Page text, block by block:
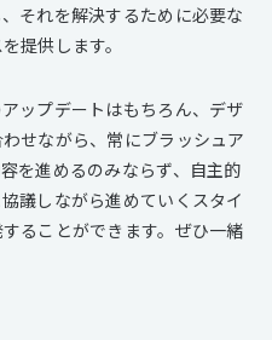
それを解決するために必要な
提供します。
ップデートはもちろん、デザ
せながら、常にブラッシュア
を進めるのみならず、自主的
議しながら進めていくスタイ
ることができます。ぜひ一緒